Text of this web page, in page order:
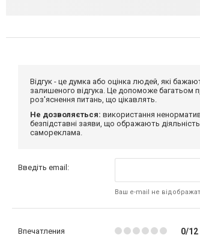
Відгук - це думка або оцінка людей, які
залишеного відгука. Це допоможе багатьом
роз'яснення питань, що цікавлять.
Не дозволяється: використання
безпідставні заяви, що ображають
самореклама.
Введіть email:
Ваш e-mail не
Впечатления 0/12